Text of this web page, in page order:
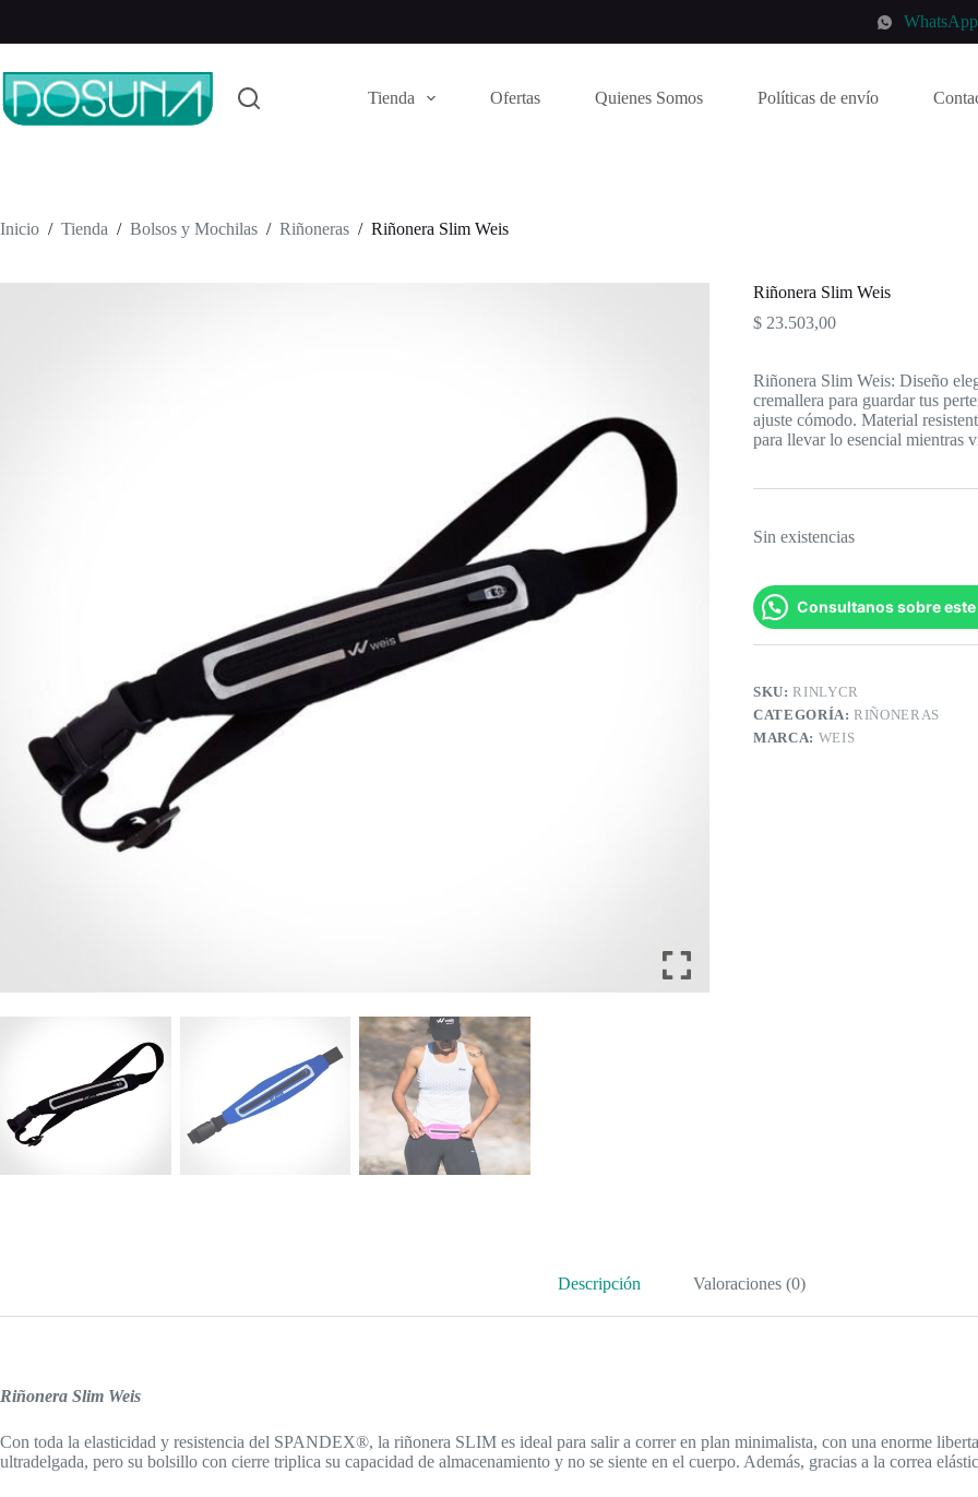
contenido
WhatsApp
Tienda Ofertas Quienes Somos Políticas de envío
Inicio / Tienda / Bolsos y Mochilas / Riñoneras / Riñonera Slim Weis
Riñonera Slim Weis
$ 23.503,00
Riñonera Slim Weis: Diseño
cremallera para guardar tus
ajuste cómodo. Material
para llevar lo esencial mientras
Sin existencias
Consultanos sobre
SKU:RINLYCR
CATEGORÍA:RIÑONERAS
MARCA: WEIS
Descripción Valoraciones (0)
Riñonera Slim Weis
Con toda la elasticidad y resistencia del SPANDEX®, la riñonera SLIM es ideal para salir a correr en plan minimalista, con una enorme
ultradelgada, pero su bolsillo con cierre triplica su capacidad de almacenamiento y no se siente en el cuerpo. Además, gracias a la correa